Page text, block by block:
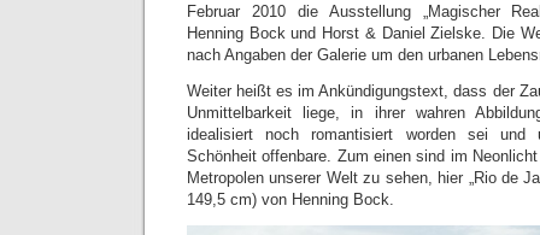
Februar 2010 die Ausstellung „Magischer
Henning Bock und Horst & Daniel Zielske. Die
nach Angaben der Galerie um den urbanen
Weiter heißt es im Ankündigungstext, dass der
Unmittelbarkeit liege, in ihrer wahren
idealisiert noch romantisiert worden sei und
Schönheit offenbare. Zum einen sind im
Metropolen unserer Welt zu sehen, hier „Rio de
149,5 cm) von Henning Bock.